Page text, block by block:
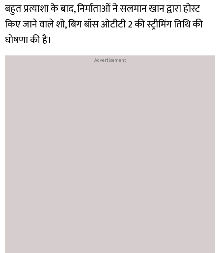
बहुत प्रत्याशा के बाद, निर्माताओं ने सलमान खान द्वारा होस्ट
किए जाने वाले शो, बिग बॉस ओटीटी 2 की स्ट्रीमिंग तिथि की
घोषणा की है।